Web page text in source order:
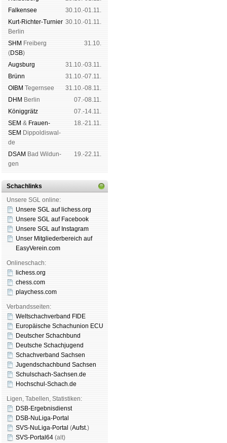
Fal­ken­see
30.10.-01.11.
Kurt-Rich­ter-Tur­nier
Ber­lin
30.10.-01.11.
SHM Frei­berg
(DSB)
31.10.
Augs­burg
31.10.-03.11.
Brünn
31.10.-07.11.
OIBM Tegern­see
31.10.-08.11.
DHM Ber­lin
07.-08.11.
König­grätz
07.-14.11.
SEM & Frauen-
SEM Dip­pol­dis­wal­
de
18.-21.11.
DSAM Bad Wil­dun­
gen
19.-22.11.
Schachlinks
Unsere SGL online:
Unsere SGL auf li­chess.org
Unsere SGL auf Face­book
Unsere SGL auf Insta­gram
Unser Mitgliederbereich auf
EasyVerein.com
Onlineschach:
lichess.org
chess.com
playchess.com
Verbandsseiten:
Weltschachverband FIDE
Europäische Schachunion ECU
Deutscher Schachbund
Deutsche Schachjugend
Schachverband Sachsen
Jugendschachbund Sachsen
Schulschach-Sachsen.de
Hochschul-Schach.de
Ligen, Tabellen, Statistiken:
DSB-Ergebnisdienst
DSB-NuLiga-Portal
SVS-NuLiga-Portal (Aufst.)
SVS-Portal64 (alt)